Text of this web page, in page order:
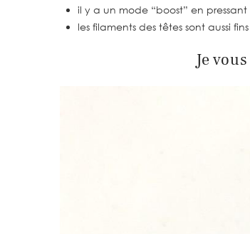
il y a un mode “boost” en
les filaments des têtes sont aussi
Je